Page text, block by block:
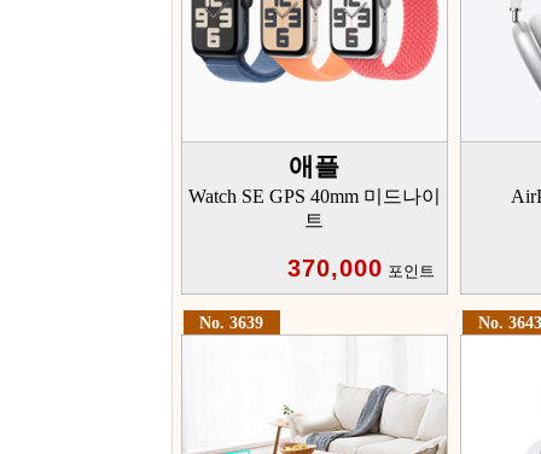
애플
Watch SE GPS 40mm 미드나이
트
370,000 포인트
No. 3639 No. 3643